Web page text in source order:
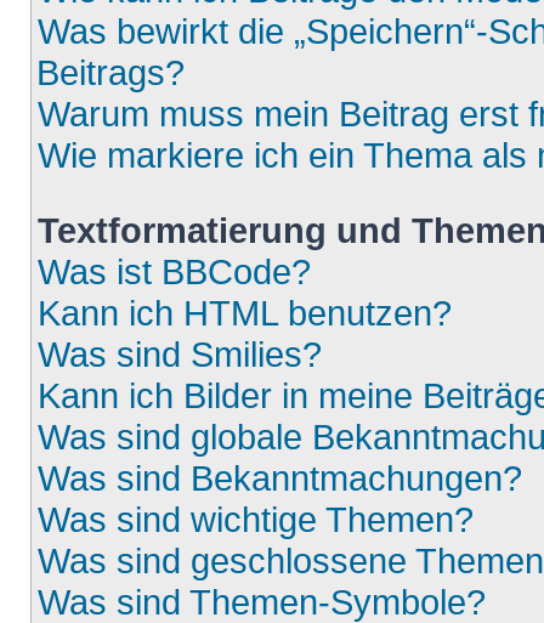
Was bewirkt die „Speichern“-
Beitrags?
Warum muss mein Beitrag erst
Wie markiere ich ein Thema als
Textformatierung und
Was ist BBCode?
Kann ich HTML benutzen?
Was sind Smilies?
Kann ich Bilder in meine
Was sind globale
Was sind Bekanntmachungen?
Was sind wichtige Themen?
Was sind geschlossene
Was sind Themen-Symbole?